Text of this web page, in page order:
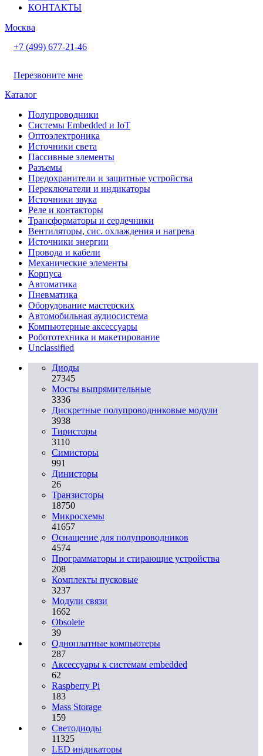
КОНТАКТЫ
Москва
+7 (499) 677-21-46
Перезвоните мне
Каталог
Полупроводники
Системы Embedded и IoT
Oптоэлектроника
Источники света
Пассивные элементы
Разъeмы
Предохранители и защитные устройства
Переключатели и индикаторы
Источники звука
Реле и контакторы
Трансформаторы и сердечники
Вентиляторы, сис. охлаждения и нагрева
Источники энергии
Провода и кабели
Механические элементы
Корпуса
Автоматика
Пневматика
Оборудование мастерских
Автомобильная аудиосистема
Компьютерные аксессуары
Робототехника и макетирование
Unclassified
Диоды
27345
Мосты выпрямительные
3336
Дискретные полупроводниковые модули
3938
Тиристоры
3110
Симисторы
991
Динисторы
26
Транзисторы
18750
Микросхемы
41657
Оснащение для полупроводников
4574
Программаторы и стирающие устройства
208
Комплекты пусковые
3237
Модули связи
1662
Obsolete
39
Одноплатные компьютеры
287
Аксессуары к системам embedded
62
Raspberry Pi
183
Mass Storage
159
Светодиоды
11325
LED индикаторы